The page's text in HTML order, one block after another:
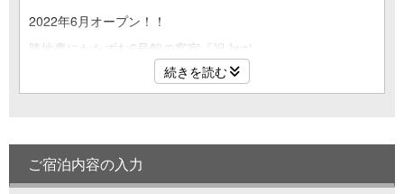
2022年6月オープン！！
路地裏にたたずむ6号館の客室『祝 Iwai』。
ベッドルームのほか、和室を備えているので、
続きを読む
ご宿泊内容の入力